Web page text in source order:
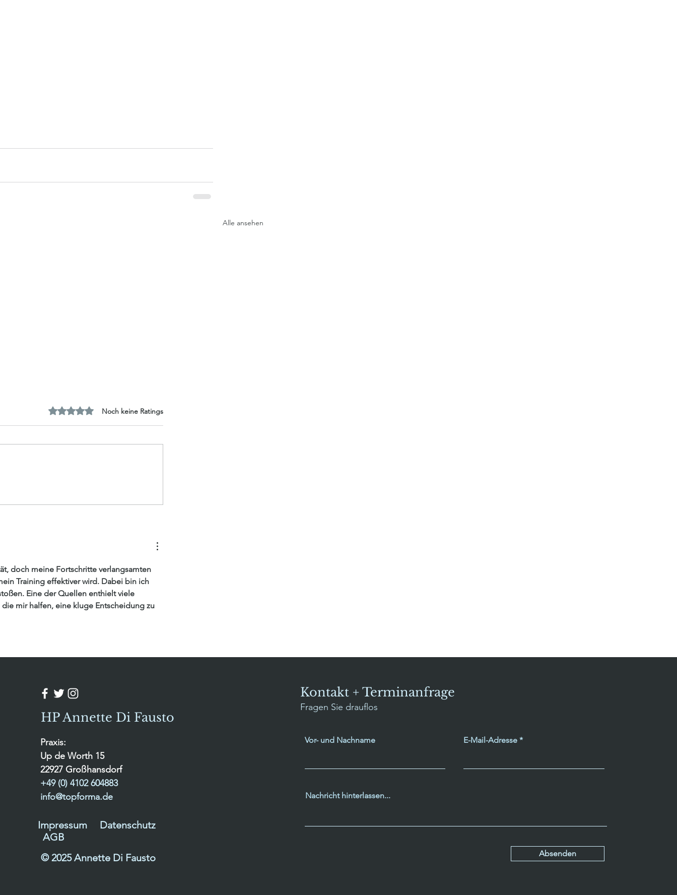
Alle ansehen
Mit 0 von 5 Sternen bewertet.
Noch keine Ratings
doch meine Fortschritte verlangsamten
Training effektiver wird. Dabei bin ich
Eine der Quellen enthielt viele
mir halfen, eine kluge Entscheidung zu
HP Annette Di Fausto
Praxis:
Up de Worth 15
22927 Großhansdorf
+49 (0) 4102 604883
info@topforma.de
Impressum
Datenschutz
AGB
© 2025 Annette Di Fausto
Kontakt + Terminanfrage
Fragen Sie drauflos
Vor- und Nachname E-Mail-Adresse
Nachricht hinterlassen...
Absenden